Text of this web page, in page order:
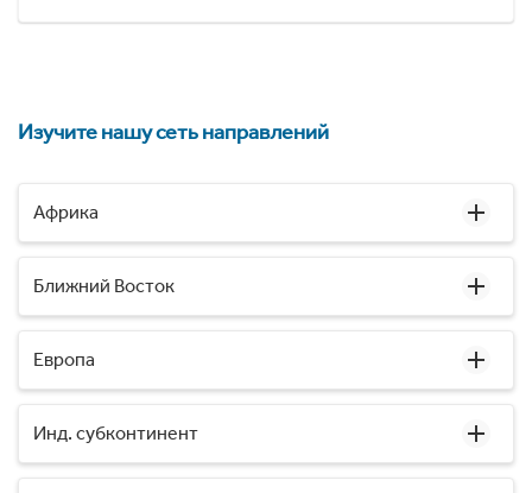
Изучите нашу сеть направлений
Африка
Ближний Восток
Европа
Инд. субконтинент